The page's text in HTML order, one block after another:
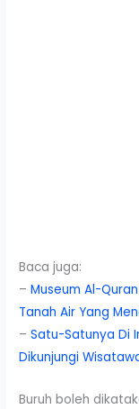
Baca juga:
–Museum Al-
Tanah Air Yang
–Satu-Satunya Di
Dikunjungi
Buruh boleh